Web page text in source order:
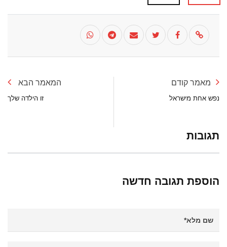
מאמר קודם
נפש אחת מישראל
המאמר הבא
זו הילדה שלך
תגובות
הוספת תגובה חדשה